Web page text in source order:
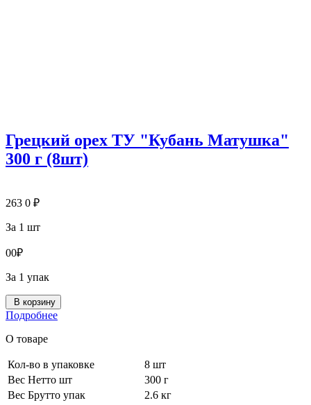
Грецкий орех ТУ "Кубань Матушка"
300 г (8шт)
263 0 ₽
За 1 шт
00₽
За 1 упак
В корзину
Подробнее
О товаре
Кол-во в упаковке
8 шт
Вес Нетто шт
300 г
Вес Брутто упак
2.6 кг